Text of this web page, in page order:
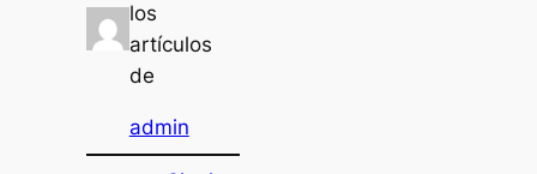
los
artículos
de
admin